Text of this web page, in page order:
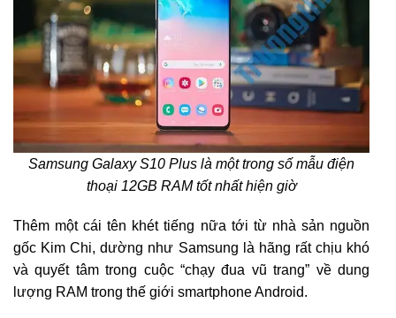
Samsung Galaxy S10 Plus là một trong số mẫu điện
thoại 12GB RAM tốt nhất hiện giờ
Thêm một cái tên khét tiếng nữa tới từ nhà sản nguồn
gốc Kim Chi, dường như Samsung là hãng rất chịu khó
và quyết tâm trong cuộc “chạy đua vũ trang” về dung
lượng RAM trong thế giới smartphone Android.